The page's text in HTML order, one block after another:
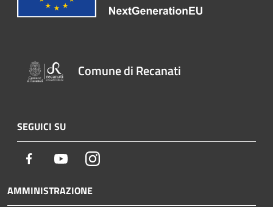
Comune di Recanati
SEGUICI SU
Facebook YoutubeInstagram
AMMINISTRAZIONE